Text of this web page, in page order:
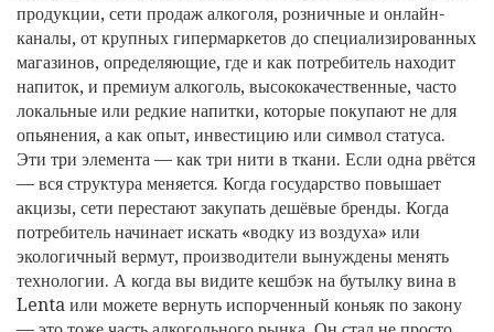
продукции, сети продаж алкоголя, розничные и онлайн-
каналы, от крупных гипермаркетов до специализированных
магазинов, определяющие, где и как потребитель находит
напиток, и премиум алкоголь, высококачественные, часто
локальные или редкие напитки, которые покупают не для
опьянения, а как опыт, инвестицию или символ статуса.
Эти три элемента — как три нити в ткани. Если одна рвётся
— вся структура меняется. Когда государство повышает
акцизы, сети перестают закупать дешёвые бренды. Когда
потребитель начинает искать «водку из воздуха» или
экологичный вермут, производители вынуждены менять
технологии. А когда вы видите кешбэк на бутылку вина в
Lenta или можете вернуть испорченный коньяк по закону